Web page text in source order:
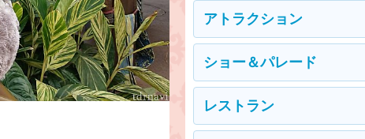
アトラクション
ショー＆パレード
レストラン